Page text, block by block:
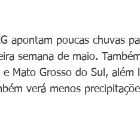
apontam poucas chuvas
semana de maio.
Mato Grosso do Sul,
verá menos